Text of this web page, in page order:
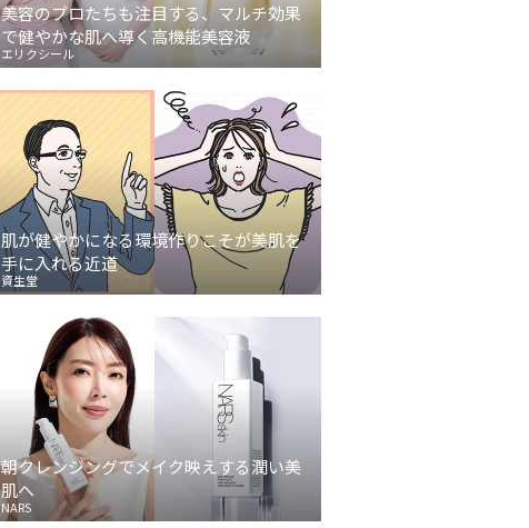
美容のプロたちも注目する、マルチ効果
で健やかな肌へ導く高機能美容液
エリクシール
肌が健やかになる環境作りこそが美肌を
手に入れる近道
資生堂
朝クレンジングでメイク映えする潤い美
肌へ
NARS